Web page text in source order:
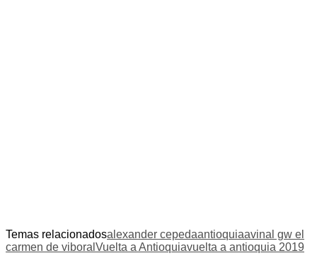
Temas relacionadosalexander cepedaantioquiaavinal gw el
carmen de viboral Vuelta a Antioquiavuelta a antioquia 2019